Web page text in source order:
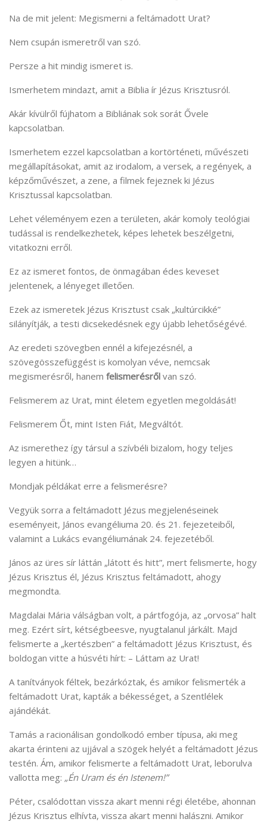
Na de mit jelent: Megismerni a feltámadott Urat?
Nem csupán ismeretről van szó.
Persze a hit mindig ismeret is.
Ismerhetem mindazt, amit a Biblia ír Jézus Krisztusról.
Akár kívülről fújhatom a Bibliának sok sorát Ővele
kapcsolatban.
Ismerhetem ezzel kapcsolatban a kortörténeti, művészeti
megállapításokat, amit az irodalom, a versek, a regények, a
képzőművészet, a zene, a filmek fejeznek ki Jézus
Krisztussal kapcsolatban.
Lehet véleményem ezen a területen, akár komoly teológiai
tudással is rendelkezhetek, képes lehetek beszélgetni,
vitatkozni erről.
Ez az ismeret fontos, de önmagában édes keveset
jelentenek, a lényeget illetően.
Ezek az ismeretek Jézus Krisztust csak „kultúrcikké”
silányítják, a testi dicsekedésnek egy újabb lehetőségévé.
Az eredeti szövegben ennél a kifejezésnél, a
szövegösszefüggést is komolyan véve, nemcsak
megismerésről, hanem felismerésről van szó.
Felismerem az Urat, mint életem egyetlen megoldását!
Felismerem Őt, mint Isten Fiát, Megváltót.
Az ismerethez így társul a szívbéli bizalom, hogy teljes
legyen a hitünk…
Mondjak példákat erre a felismerésre?
Vegyük sorra a feltámadott Jézus megjelenéseinek
eseményeit, János evangéliuma 20. és 21. fejezeteiből,
valamint a Lukács evangéliumának 24. fejezetéből.
János az üres sír láttán „látott és hitt”, mert felismerte, hogy
Jézus Krisztus él, Jézus Krisztus feltámadott, ahogy
megmondta.
Magdalai Mária válságban volt, a pártfogója, az „orvosa” halt
meg. Ezért sírt, kétségbeesve, nyugtalanul járkált. Majd
felismerte a „kertészben” a feltámadott Jézus Krisztust, és
boldogan vitte a húsvéti hírt: – Láttam az Urat!
A tanítványok féltek, bezárkóztak, és amikor felismerték a
feltámadott Urat, kapták a békességet, a Szentlélek
ajándékát.
Tamás a racionálisan gondolkodó ember típusa, aki meg
akarta érinteni az ujjával a szögek helyét a feltámadott Jézus
testén. Ám, amikor felismerte a feltámadott Urat, leborulva
vallotta meg: „Én Uram és én Istenem!”
Péter, csalódottan vissza akart menni régi életébe, ahonnan
Jézus Krisztus elhívta, vissza akart menni halászni. Amikor